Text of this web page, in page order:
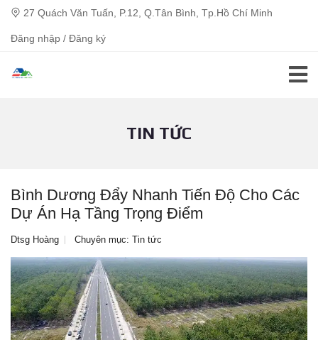
27 Quách Văn Tuấn, P.12, Q.Tân Bình, Tp.Hồ Chí Minh
Đăng nhập / Đăng ký
TIN TỨC
Bình Dương Đẩy Nhanh Tiến Độ Cho Các
Dự Án Hạ Tầng Trọng Điểm
Dtsg Hoàng Chuyên mục: Tin tức